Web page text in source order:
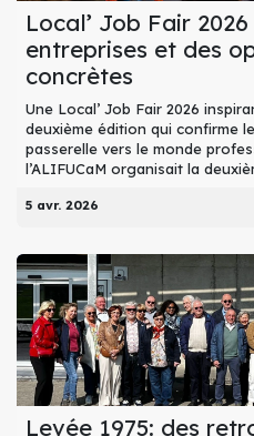
Local’ Job Fair
entreprises et des
concrètes
Une Local’ Job Fair 2026
deuxième édition qui confirme
passerelle vers le monde
l’ALIFUCaM organisait la
5 avr. 2026
Levée 1975: des